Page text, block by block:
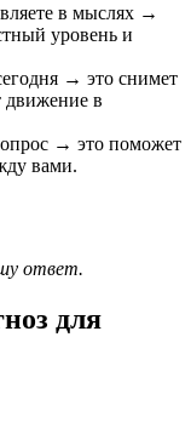
в мыслях →
уровень и
→ это снимет
движение в
→ это поможет
вами.
ответ.
для